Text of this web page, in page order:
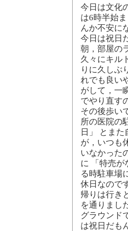
今日は文化
は6時半始
んか不安に
今日は祝日
朝，部屋の
久々にキル
りに久しぶ
れでも良い
がして，一
でやり直す
その後歩い
所の医院の
日」 とま
が，いつも
いなかった
に 「特売が
る時駐車場
休日なので
帰りは行き
を通りまし
グラウンド
は祝日だも